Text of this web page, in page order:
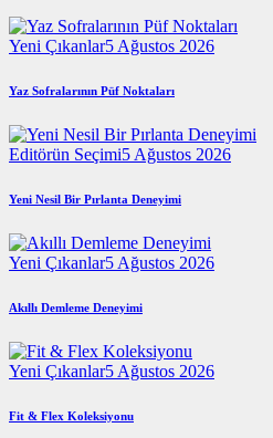
Yeni Çıkanlar5 Ağustos 2026
Yaz Sofralarının Püf Noktaları
Editörün Seçimi5 Ağustos 2026
Yeni Nesil Bir Pırlanta Deneyimi
Yeni Çıkanlar5 Ağustos 2026
Akıllı Demleme Deneyimi
Yeni Çıkanlar5 Ağustos 2026
Fit & Flex Koleksiyonu